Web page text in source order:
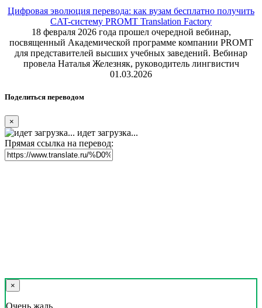
Цифровая эволюция перевода: как вузам бесплатно получить
CAT-систему PROMT Translation Factory
18 февраля 2026 года прошел очередной вебинар,
посвященный Академической программе компании PROMT
для представителей высших учебных заведений. Вебинар
провела Наталья Железняк, руководитель лингвистич
01.03.2026
Поделиться переводом
×
идет загрузка...
Прямая ссылка на перевод:
×
Очень жаль,